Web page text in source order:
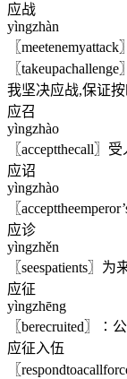
应战
yìngzhàn
〖
〖
我坚决应战,保证
应召
yìngzhào
〖acceptthecall〗
应诏
yìngzhào
〖
应诊
yìngzhěn
〖seespatients〗
应征
yìngzhēng
〖berecruited〗∶
应征入伍
〖